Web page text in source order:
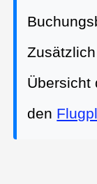
Übersicht
den